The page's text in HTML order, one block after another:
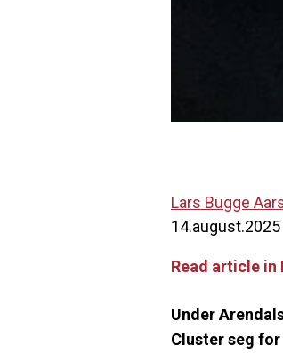
Lars Bugge
14.august.2025
Read article in
Under
Cluster seg